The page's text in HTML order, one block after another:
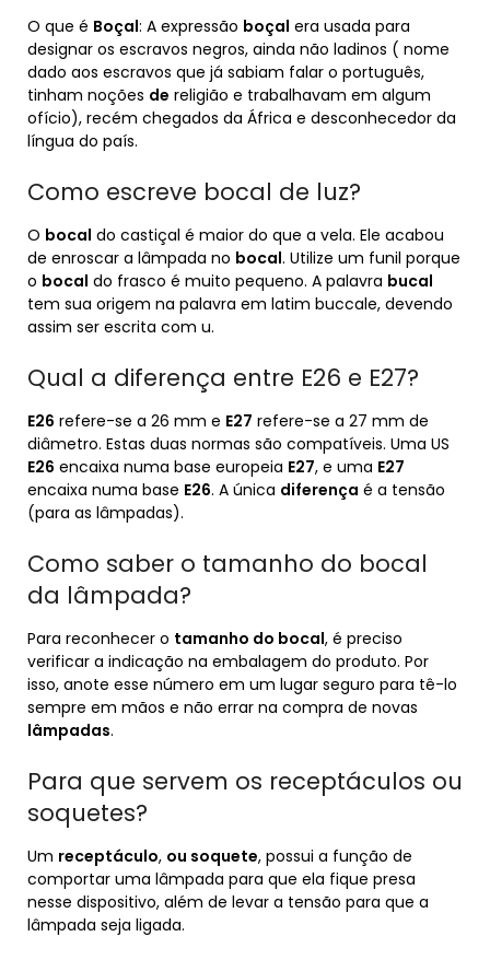
O que é Boçal: A expressão boçal era usada para
designar os escravos negros, ainda não ladinos ( nome
dado aos escravos que já sabiam falar o português,
tinham noções de religião e trabalhavam em algum
ofício), recém chegados da África e desconhecedor da
língua do país.
Como escreve bocal de luz?
O bocal do castiçal é maior do que a vela. Ele acabou
de enroscar a lâmpada no bocal. Utilize um funil porque
o bocal do frasco é muito pequeno. A palavra bucal
tem sua origem na palavra em latim buccale, devendo
assim ser escrita com u.
Qual a diferença entre E26 e E27?
E26 refere-se a 26 mm e E27 refere-se a 27 mm de
diâmetro. Estas duas normas são compatíveis. Uma US
E26 encaixa numa base europeia E27, e uma E27
encaixa numa base E26. A única diferença é a tensão
(para as lâmpadas).
Como saber o tamanho do bocal
da lâmpada?
Para reconhecer o tamanho do bocal, é preciso
verificar a indicação na embalagem do produto. Por
isso, anote esse número em um lugar seguro para tê-lo
sempre em mãos e não errar na compra de novas
lâmpadas.
Para que servem os receptáculos ou
soquetes?
Um receptáculo, ou soquete, possui a função de
comportar uma lâmpada para que ela fique presa
nesse dispositivo, além de levar a tensão para que a
lâmpada seja ligada.